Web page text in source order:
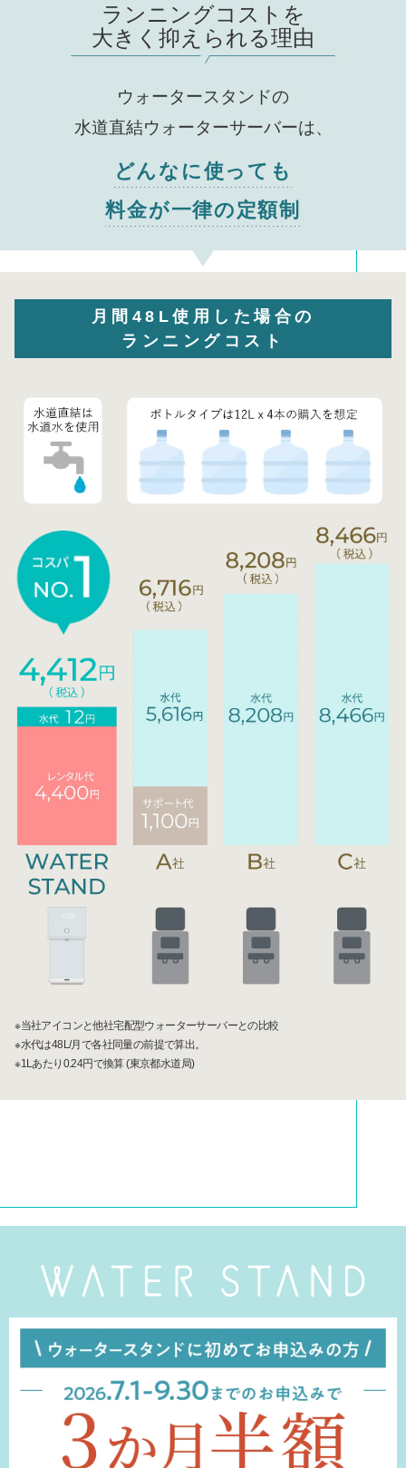
ランニングコストを
大きく抑えられる理由
ウォータースタンドの
水道直結ウォーターサーバーは、
どんなに使っても
料金が一律の定額制
月間48L使用した場合の
ランニングコスト
※当社アイコンと他社宅配型ウォーターサーバーとの比較
※水代は48L/月で各社同量の前提で算出。
※1Lあたり0.24円で換算 (東京都水道局)